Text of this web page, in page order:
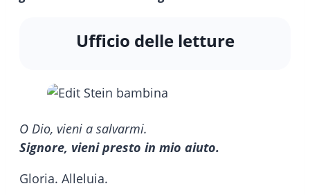
Ufficio delle letture
O Dio, vieni a salvarmi.
Signore, vieni presto in mio aiuto.
Gloria. Alleluia.